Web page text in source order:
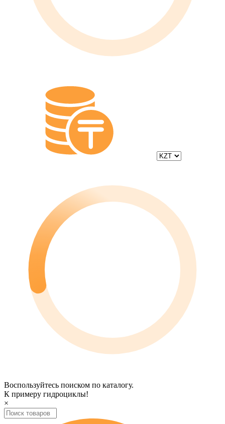
Воспользуйтесь поиском по каталогу.
К примеру гидроциклы!
×